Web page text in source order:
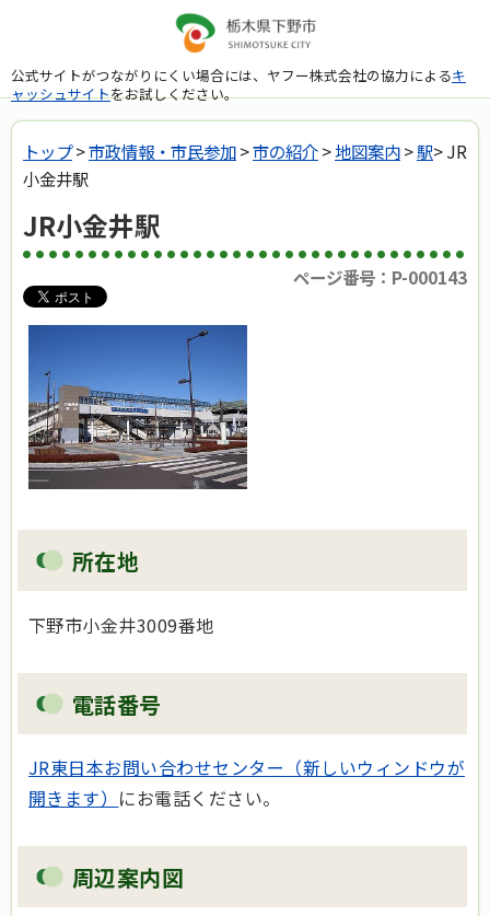
公式サイトがつながりにくい場合には、ヤフー株式会社の協力によるキ
ャッシュサイトをお試しください。
トップ>市政情報・市民参加>市の紹介>地図案内>駅> JR
小金井駅
JR小金井駅
ページ番号：P-000143
所在地
下野市小金井3009番地
電話番号
JR東日本お問い合わせセンター（新しいウィンドウが
開きます） にお電話ください。
周辺案内図